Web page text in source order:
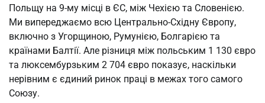
Польщу на 9-му місці в ЄС, між Чехією та Словенією.
Ми випереджаємо всю Центрально-Східну Європу,
включно з Угорщиною, Румунією, Болгарією та
країнами Балтії. Але різниця між польським 1 130 євро
та люксембурзьким 2 704 євро показує, наскільки
нерівним є єдиний ринок праці в межах того самого
Союзу.